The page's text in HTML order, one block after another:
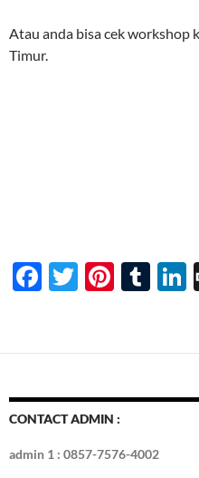
Atau anda bisa cek workshop
Timur.
F
b
o
o
k
T
er
Pi
es
t
T
bl
r
CONTACT ADMIN :
admin 1 : 0857-7576-4002